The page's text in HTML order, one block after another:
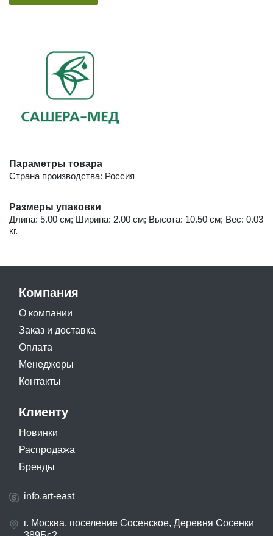
Параметры товара
Страна производства: Россия
Размеры упаковки
Длина: 5.00 см; Ширина: 2.00 см; Высота: 10.50 см; Вес: 0.03
кг.
Компания
О компании
Заказ и доставка
Оплата
Менеджеры
Контакты
Клиенту
Новинки
Распродажа
Бренды
info.art-east
г. Москва, поселение Сосенское, Деревня Сосенки